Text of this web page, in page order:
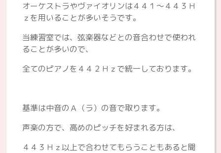
オーケストラやヴァイオリンは４４１～４４３Ｈ
ｚを用いることが多いそうです。
当練習室では、弦楽器などとの音合わせで使われ
ることが多いので、
全てのピアノを４４２Ｈｚで統一しております。
基準は中音のＡ（ラ）の音で取ります。
声楽の方で、高めのピッチを好まれる方は、
４４３Ｈｚ以上で合わせてもらうこともあると聞